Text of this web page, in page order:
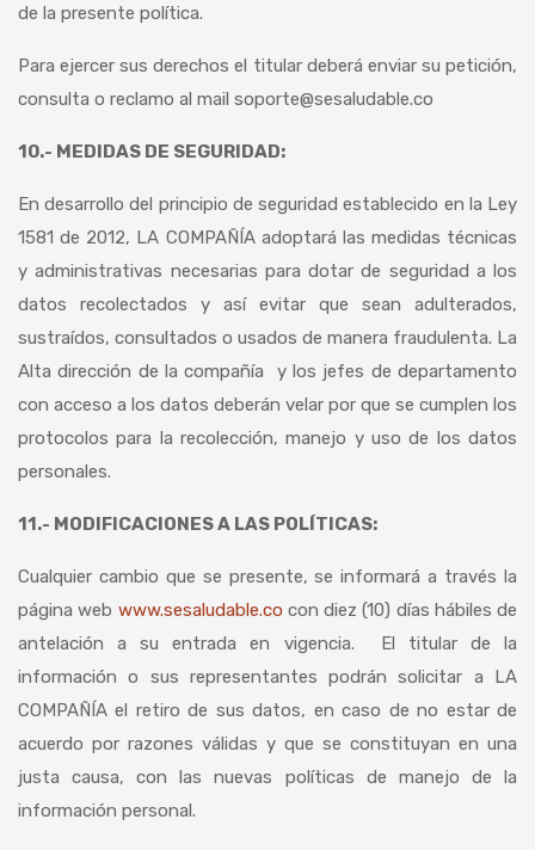
de la presente política.
Para ejercer sus derechos el titular deberá enviar su petición,
consulta o reclamo al mail soporte@sesaludable.co
10.- MEDIDAS DE SEGURIDAD:
En desarrollo del principio de seguridad establecido en la Ley
1581 de 2012, LA COMPAÑÍA adoptará las medidas técnicas
y administrativas necesarias para dotar de seguridad a los
datos recolectados y así evitar que sean adulterados,
sustraídos, consultados o usados de manera fraudulenta. La
Alta dirección de la compañía y los jefes de departamento
con acceso a los datos deberán velar por que se cumplen los
protocolos para la recolección, manejo y uso de los datos
personales.
11.- MODIFICACIONES A LAS POLÍTICAS:
Cualquier cambio que se presente, se informará a través la
página web www.sesaludable.co con diez (10) días hábiles de
antelación a su entrada en vigencia. El titular de la
información o sus representantes podrán solicitar a LA
COMPAÑÍA el retiro de sus datos, en caso de no estar de
acuerdo por razones válidas y que se constituyan en una
justa causa, con las nuevas políticas de manejo de la
información personal.